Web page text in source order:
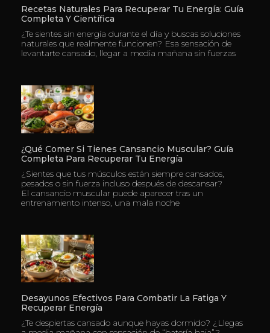
Recetas Naturales Para Recuperar Tu Energía: Guía
Completa Y Científica
¿Te sientes sin energía durante el día y buscas soluciones
naturales que realmente funcionen? Esa sensación de
levantarte cansado, llegar a media mañana sin fuerzas
¿Qué Comer Si Tienes Cansancio Muscular? Guía
Completa Para Recuperar Tu Energía
¿Sientes que tus músculos están siempre cansados,
pesados o sin fuerza incluso después de descansar?
El cansancio muscular puede aparecer tras un
entrenamiento intenso, una mala noche
Desayunos Efectivos Para Combatir La Fatiga Y
Recuperar Energía
¿Te despiertas cansado aunque hayas dormido? ¿Llegas